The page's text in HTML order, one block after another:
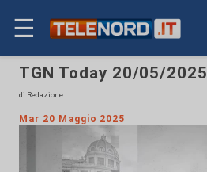
☰
TGN Today 20/05/2025
di Redazione
Mar 20 Maggio 2025